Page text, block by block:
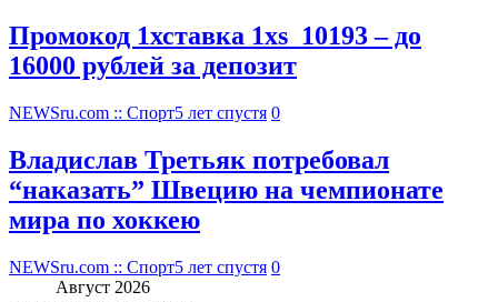
Промокод 1хставка 1xs_10193 – до
16000 рублей за депозит
NEWSru.com :: Спорт5 лет спустя 0
Владислав Третьяк потребовал
“наказать” Швецию на чемпионате
мира по хоккею
NEWSru.com :: Спорт5 лет спустя 0
Август 2026